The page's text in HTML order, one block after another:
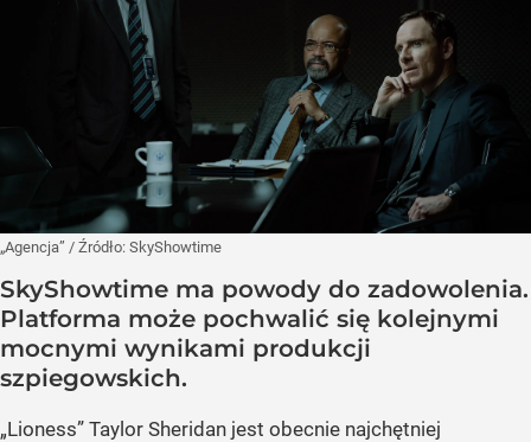
„Agencja” / Źródło: SkyShowtime
SkyShowtime ma powody do zadowolenia.
Platforma może pochwalić się kolejnymi
mocnymi wynikami produkcji
szpiegowskich.
„Lioness” Taylor Sheridan jest obecnie najchętniej